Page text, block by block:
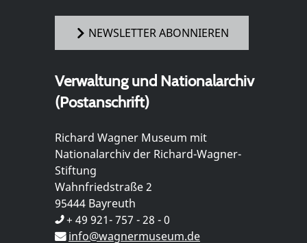
NEWSLETTER ABONNIEREN
Verwaltung und Nationalarchiv
(Postanschrift)
Richard Wagner Museum mit
Nationalarchiv der Richard-Wagner-
Stiftung
Wahnfriedstraße 2
95444 Bayreuth
+ 49 921- 757 - 28 - 0
info@wagnermuseum.de